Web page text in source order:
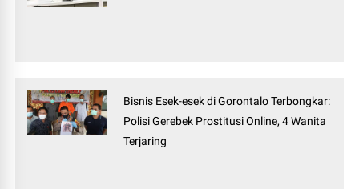
Bisnis Esek-esek di Gorontalo Terbongkar:
Polisi Gerebek Prostitusi Online, 4 Wanita
Terjaring